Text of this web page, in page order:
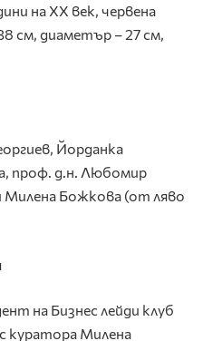
на ХХ век, червена
см, диаметър – 27 см,
Йорданка
проф. д.н. Любомир
Божкова (от ляво
на Бизнес лейди клуб
с куратора Милена